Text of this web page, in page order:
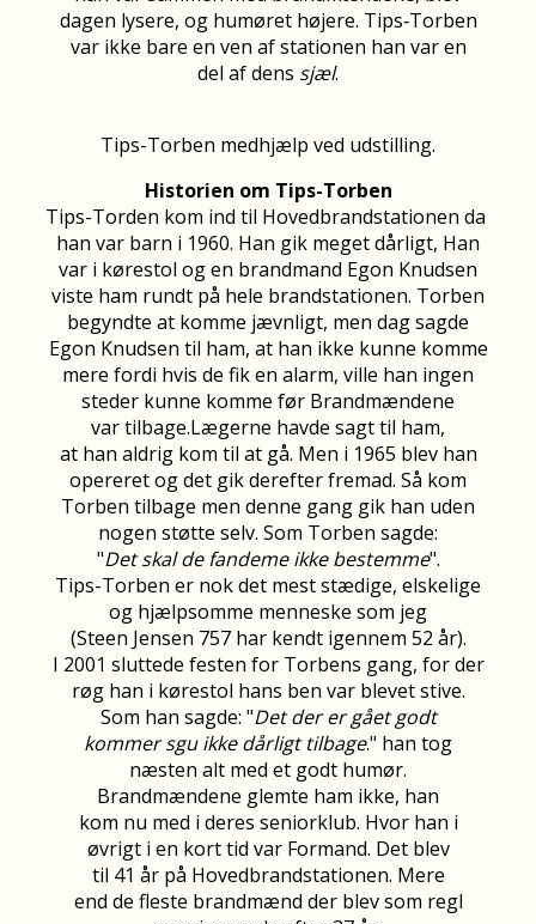
dagen lysere, og humøret højere. Tips‑Torben
var ikke bare en ven af stationen han var en
del af dens sjæl.
Tips-Torben medhjælp ved udstilling.
Historien om Tips-Torben
Tips-Torden kom ind til Hovedbrandstationen da
han var barn i 1960. Han gik meget dårligt, Han
var i kørestol og en brandmand Egon Knudsen
viste ham rundt på hele brandstationen. Torben
begyndte at komme jævnligt, men dag sagde
Egon Knudsen til ham, at han ikke kunne komme
mere fordi hvis de fik en alarm, ville han ingen
steder kunne komme før Brandmændene
var tilbage.Lægerne havde sagt til ham,
at han aldrig kom til at gå. Men i 1965 blev han
opereret og det gik derefter fremad. Så kom
Torben tilbage men denne gang gik han uden
nogen støtte selv. Som Torben sagde:
"Det skal de fandeme ikke bestemme".
Tips-Torben er nok det mest stædige, elskelige
og hjælpsomme menneske som jeg
(Steen Jensen 757 har kendt igennem 52 år).
I 2001 sluttede festen for Torbens gang, for der
røg han i kørestol hans ben var blevet stive.
Som han sagde: "Det der er gået godt
kommer sgu ikke dårligttilbage." han tog
næsten alt med et godt humør.
Brandmændene glemte ham ikke, han
kom nu med i deres seniorklub. Hvor han i
øvrigt i en kort tid var Formand. Det blev
til 41 år på Hovedbrandstationen. Mere
end de fleste brandmænd der blev som regl